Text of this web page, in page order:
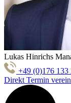
Lukas Hinrichs
+49 (0)176 133
Direkt Termin